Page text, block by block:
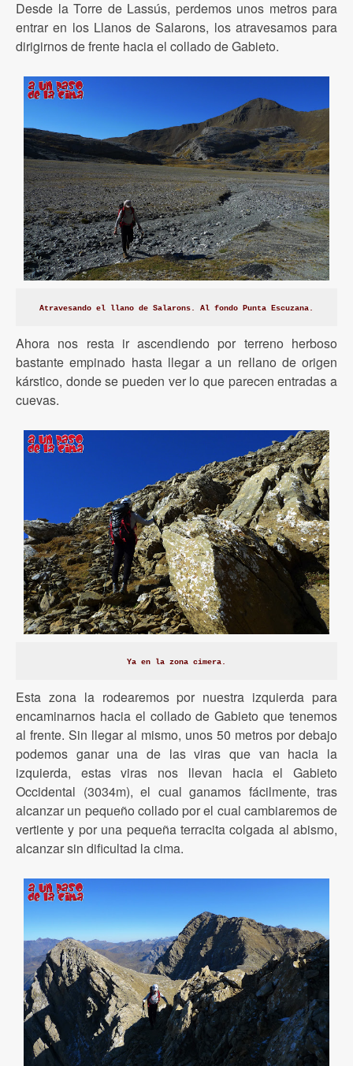
Desde la Torre de Lassús, perdemos unos metros para
entrar en los Llanos de Salarons, los atravesamos para
dirigirnos de frente hacia el collado de Gabieto.
Atravesando el llano de Salarons. Al fondo Punta Escuzana.
Ahora nos resta ir ascendiendo por terreno herboso
bastante empinado hasta llegar a un rellano de origen
kárstico, donde se pueden ver lo que parecen entradas a
cuevas.
Ya en la zona cimera.
Esta zona la rodearemos por nuestra izquierda para
encaminarnos hacia el collado de Gabieto que tenemos
al frente. Sin llegar al mismo, unos 50 metros por debajo
podemos ganar una de las viras que van hacia la
izquierda, estas viras nos llevan hacia el Gabieto
Occidental (3034m), el cual ganamos fácilmente, tras
alcanzar un pequeño collado por el cual cambiaremos de
vertiente y por una pequeña terracita colgada al abismo,
alcanzar sin dificultad la cima.